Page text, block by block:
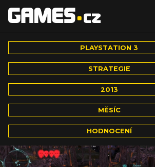
PLAYSTATION 3
STRATEGIE
2013
MĚSÍC
HODNOCENÍ